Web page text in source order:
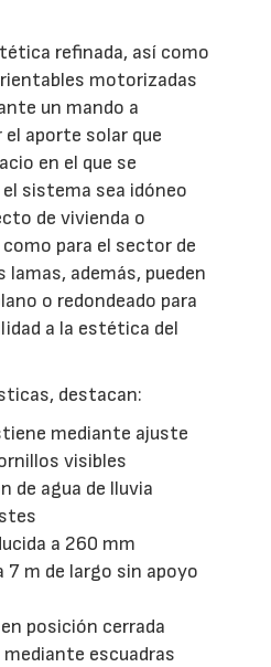
refinada, así como
motorizadas
un mando a
aporte solar que
en el que se
sistema sea idóneo
de vivienda o
para el sector de
además, pueden
o redondeado para
a la estética del
destacan:
mediante ajuste
visibles
de agua de lluvia
a 260 mm
m de largo sin apoyo
posición cerrada
escuadras